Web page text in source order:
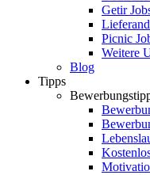
Getir
Picnic
Weitere
Blog
Tipps